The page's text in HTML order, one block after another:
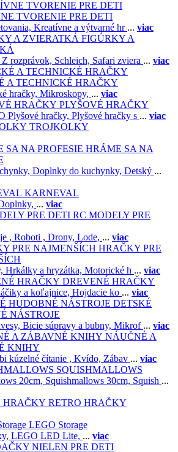
TVORENIE PRE DETI
Kreatívne a výtvarné hr ... viac
FIGÚRKY A
Z rozprávok, Schleich, Safari zviera ... viac
A TECHNICKÉ HRAČKY
hračky, Mikroskopy, ... viac
PLYŠOVÉ HRAČKY
Plyšové hračky, Plyšové hračky s ... viac
TROJKOLKY
HRÁME SA NA
Doplnky do kuchynky, Detský ...
KARNEVAL
... viac
RC MODELY PRE
, Roboti , Drony, Lode, ... viac
HRAČKY PRE
Hrkálky a hryzátka, Motorické h ... viac
DREVENÉ HRAČKY
a koľajnice, Hojdacie ko ... viac
DETSKÉ
NÁSTROJE
Bicie súpravy a bubny, Mikrof ... viac
NÁUČNÉ A
KNIHY
kúzelné čítanie , Kvído, Zábav ... viac
SQUISHMALLOWS
20cm, Squishmallows 30cm, Squish ...
RETRO HRAČKY
LEGO Storage
LEGO LED Lite, ... viac